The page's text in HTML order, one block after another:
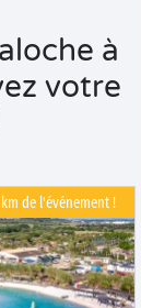
à
votre
de l'événement !